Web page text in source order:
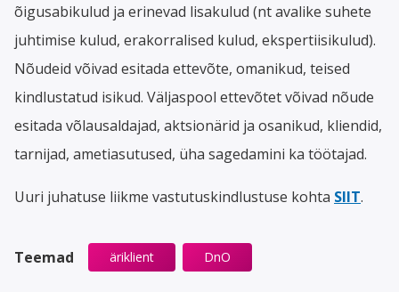
õigusabikulud ja erinevad lisakulud (nt avalike suhete
juhtimise kulud, erakorralised kulud, ekspertiisikulud).
Nõudeid võivad esitada ettevõte, omanikud, teised
kindlustatud isikud. Väljaspool ettevõtet võivad nõude
esitada võlausaldajad, aktsionärid ja osanikud, kliendid,
tarnijad, ametiasutused, üha sagedamini ka töötajad.
Uuri juhatuse liikme vastutuskindlustuse kohta SIIT.
Teemad äriklient DnO